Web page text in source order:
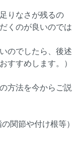
りなさが残るの
くのが良いのでは
のでしたら、後述
すすめします。）
方法を今からご説
関節や付け根等）